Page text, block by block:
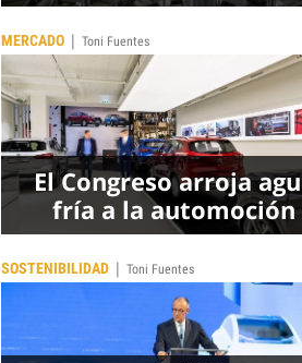
MERCADO | Toni Fuentes
El Congreso arroja
fría a la automoción
SOSTENIBILIDAD | Toni Fuentes